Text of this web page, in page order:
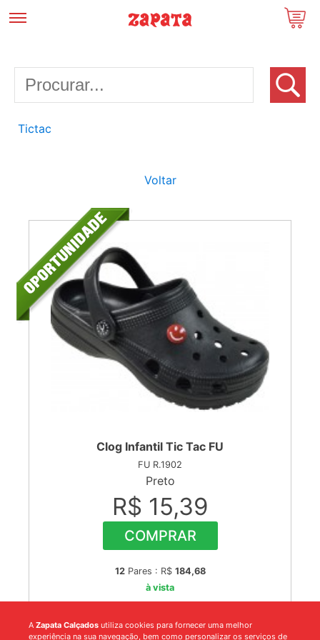
Tictac
Voltar
Clog Infantil Tic Tac FU
FU R.1902
Preto
R$ 15,39
COMPRAR
12Pares : R$ 184,68
à vista
A Zapata Calçados utiliza cookies para fornecer uma melhor
experiência na sua navegação, bem como personalizar os serviços de